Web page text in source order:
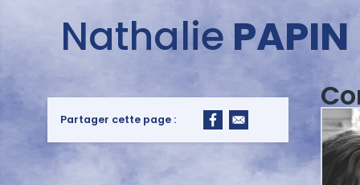
auteurNathalie PAPIN
Partager cette page :